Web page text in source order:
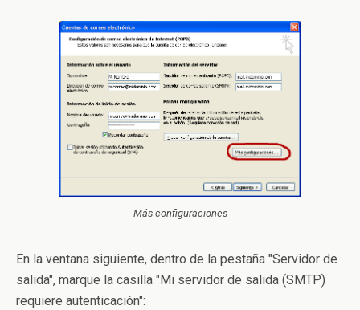
Más configuraciones
En la ventana siguiente, dentro de la pestaña "Servidor de
salida", marque la casilla "Mi servidor de salida (SMTP)
requiere autenticación":